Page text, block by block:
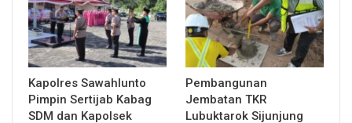
Kapolres Sawahlunto
Pimpin Sertijab Kabag
SDM dan Kapolsek
Pembangunan
Jembatan TKR
Lubuktarok Sijunjung